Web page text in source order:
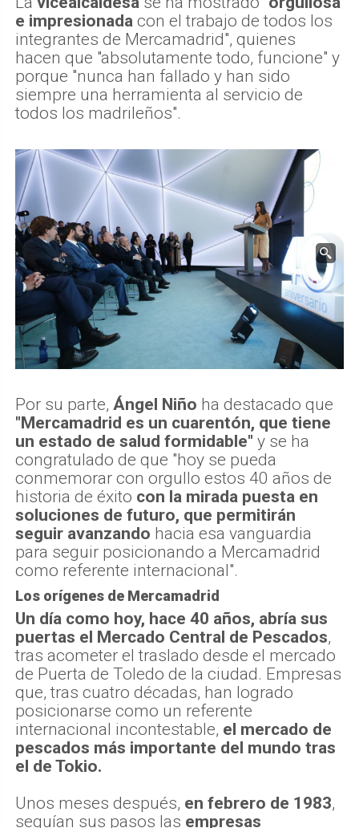
e impresionada con el trabajo de todos los
integrantes de Mercamadrid", quienes
hacen que "absolutamente todo, funcione" y
porque "nunca han fallado y han sido
siempre una herramienta al servicio de
todos los madrileños".
Por su parte, Ángel Niño ha destacado que
"Mercamadrid es un cuarentón, que tiene
un estado de salud formidable" y se ha
congratulado de que "hoy se pueda
conmemorar con orgullo estos 40 años de
historia de éxito con la mirada puesta en
soluciones de futuro, que permitirán
seguir avanzando hacia esa vanguardia
para seguir posicionando a Mercamadrid
como referente internacional".
Los orígenes de Mercamadrid
Un día como hoy, hace 40 años, abría sus
puertas el Mercado Central de Pescados,
tras acometer el traslado desde el mercado
de Puerta de Toledo de la ciudad. Empresas
que, tras cuatro décadas, han logrado
posicionarse como un referente
internacional incontestable, el mercado de
pescados más importante del mundo tras
el de Tokio.
Unos meses después, en febrero de 1983,
seguían sus pasos las empresas